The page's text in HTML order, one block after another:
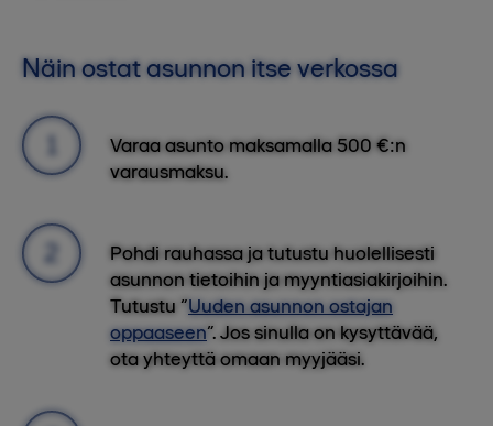
Näin ostat asunnon itse verkossa
Varaa asunto maksamalla 500 €:n
varausmaksu.
Pohdi rauhassa ja tutustu huolellisesti
asunnon tietoihin ja myyntiasiakirjoihin.
Tutustu “Uuden asunnon ostajan
oppaaseen”. Jos sinulla on kysyttävää,
ota yhteyttä omaan myyjääsi.